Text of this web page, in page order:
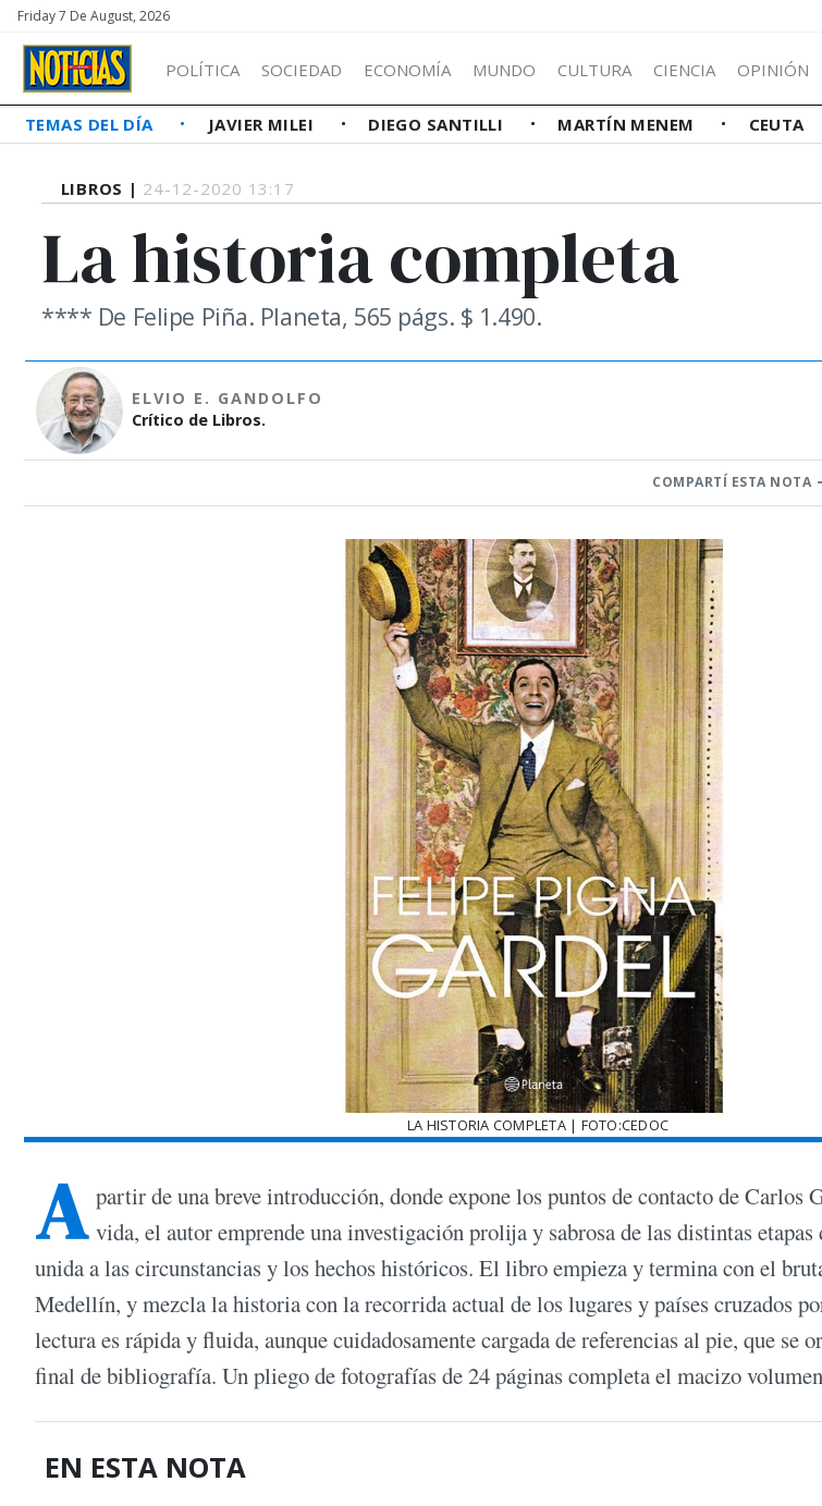
Friday 7 De August, 2026
POLÍTICA SOCIEDAD ECONOMÍA MUNDO CULTURA CIENCIA OPINIÓN
TEMAS DEL DÍA JAVIER MILEI DIEGO SANTILLI MARTÍN MENEM CEUTA
LIBROS | 24-12-2020 13:17
La historia completa
**** De Felipe Piña. Planeta, 565 págs. $ 1.490.
ELVIO E. GANDOLFO
Crítico de Libros.
COMPARTÍ ESTA NOTA
LA HISTORIA COMPLETA | FOTO:CEDOC
A partir de una breve introducción, donde expone los puntos de contacto de Carlos
vida, el autor emprende una investigación prolija y sabrosa de las distintas
unida a las circunstancias y los hechos históricos. El libro empieza y termina con el
Medellín, y mezcla la historia con la recorrida actual de los lugares y países cruzados
lectura es rápida y fluida, aunque cuidadosamente cargada de referencias al pie, que se
final de bibliografía. Un pliego de fotografías de 24 páginas completa el macizo
EN ESTA NOTA